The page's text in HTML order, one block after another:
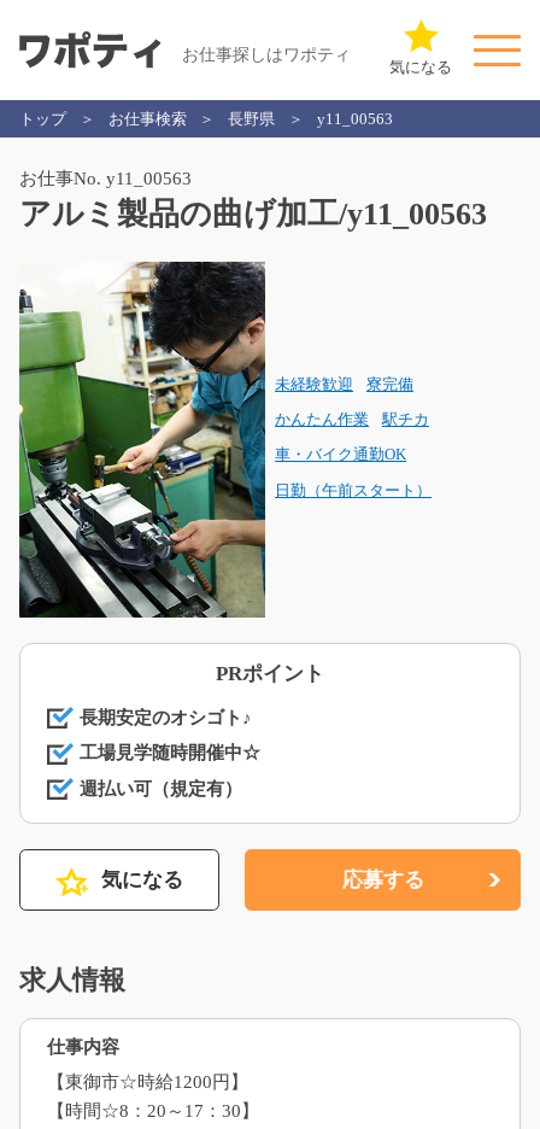
お仕事探しはワポティ
気になる
トップ お仕事検索 長野県 y11_00563
お仕事No. y11_00563
アルミ製品の曲げ加工/y11_00563
未経験歓迎 寮完備
かんたん作業 駅チカ
車・バイク通勤OK
日勤（午前スタート）
PRポイント
長期安定のオシゴト♪
工場見学随時開催中☆
週払い可（規定有）
気になる 応募する
求人情報
仕事内容
【東御市☆時給1200円】
【時間☆8：20～17：30】